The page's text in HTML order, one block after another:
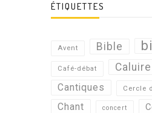
ÉTIQUETTES
Avent Bible
Café-débat Caluire
Cantiques Cercle
Chant concert